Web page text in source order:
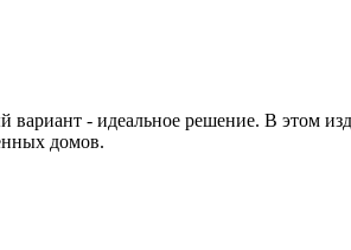
- идеальное решение. В этом
домов.